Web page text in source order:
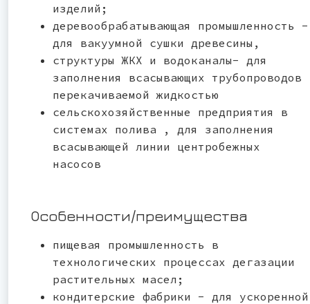
изделий;
деревообрабатывающая промышленность -
для вакуумной сушки древесины,
структуры ЖКХ и водоканалы- для
заполнения всасывающих трубопроводов
перекачиваемой жидкостью
сельскохозяйственные предприятия в
системах полива , для заполнения
всасывающей линии центробежных
насосов
Особенности/преимущества
пищевая промышленность в
технологических процессах дегазации
растительных масел;
кондитерские фабрики - для ускоренной